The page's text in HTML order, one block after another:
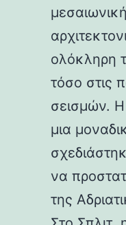
ολόκληρη
τόσο στις
σεισμών. Η
μια
να
της